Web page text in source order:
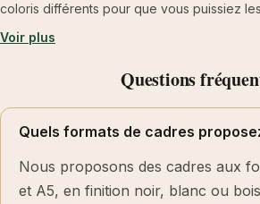
coloris différents pour que vous puissiez
les décos. Par exemple, si vous souhaitez
discrète et sobre nous vous conseillons les
permettent également de mettre en valeur
spécifiques. Nous savons que la collection
grandement appréciée et une décoration
cocktails encadrés au format A4 dans une
Voir plus
Questions
Quels formats de cadres
Nous proposons des cadres aux
et A5, en finition noir, blanc ou